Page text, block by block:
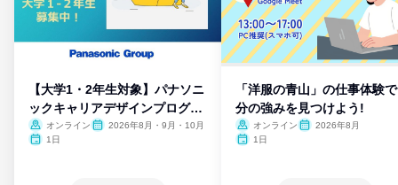
【大学1・2年生対象】パナソニ
ックキャリアデザインプログラ
ム
オンライン
2026年8月・9月・10月
1日
「洋服の青山」の仕事体験
分の強みを見つけよう!
オンライン
2026年8月
1日